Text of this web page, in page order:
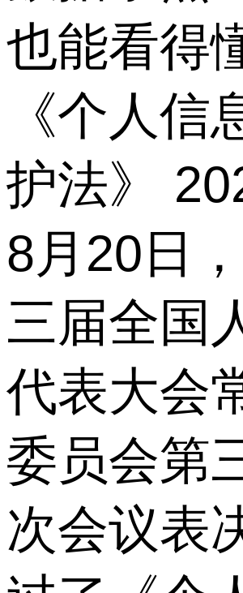
也能看得
《个人信
护法》
8月20日
三届全国
代表大会
委员会第
次会议表